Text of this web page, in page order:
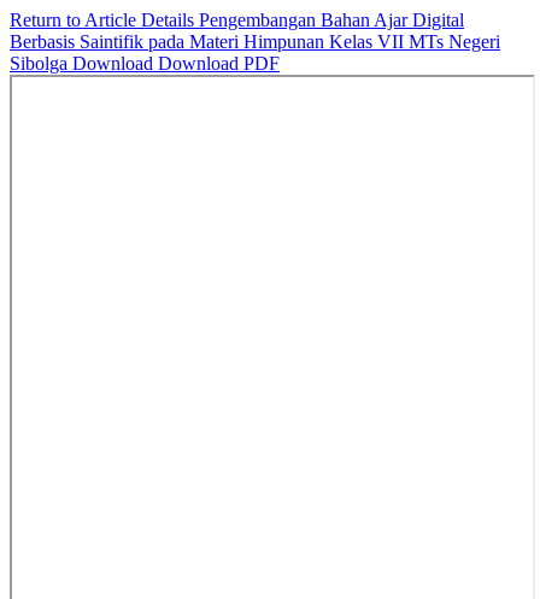
Return to Article Details Pengembangan Bahan Ajar Digital
Berbasis Saintifik pada Materi Himpunan Kelas VII MTs Negeri
Sibolga Download Download PDF